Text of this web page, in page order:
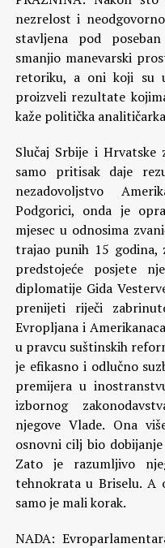
nezrelost i
stavljena pod
smanjio manevarski
retoriku, a oni koji su
proizveli rezultate
kaže politička
Slučaj Srbije i Hrvatske
samo pritisak daje
nezadovoljstvo
Podgorici, onda je
mjesec u odnosima
trajao punih 15 godina,
predstojeće posjete
diplomatije Gida
prenijeti riječi
Evropljana i
u pravcu suštinskih
je efikasno i odlučno
premijera u
izbornog
njegove Vlade. Ona
osnovni cilj bio
Zato je razumljivo
tehnokrata u Briselu. A
samo je mali korak.
NADA: